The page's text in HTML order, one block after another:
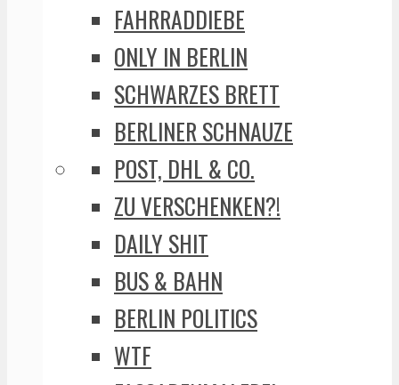
FAHRRADDIEBE
ONLY IN BERLIN
SCHWARZES BRETT
BERLINER SCHNAUZE
POST, DHL & CO.
ZU VERSCHENKEN?!
DAILY SHIT
BUS & BAHN
BERLIN POLITICS
WTF